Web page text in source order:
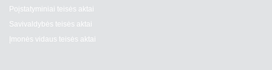
Poįstatyminiai teisės aktai
Savivaldybės teisės aktai
Įmonės vidaus teisės aktai